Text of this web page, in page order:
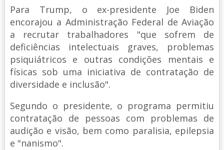
Para Trump, o ex-presidente Joe Biden
encorajou a Administração Federal de Aviação
a recrutar trabalhadores "que sofrem de
deficiências intelectuais graves, problemas
psiquiátricos e outras condições mentais e
físicas sob uma iniciativa de contratação de
diversidade e inclusão".
Segundo o presidente, o programa permitiu
contratação de pessoas com problemas de
audição e visão, bem como paralisia, epilepsia
e "nanismo".